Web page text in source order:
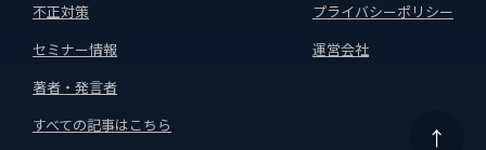
↑
不正対策
セミナー情報
著者・発言者
すべての記事はこちら
プライバシーポリシー
運営会社